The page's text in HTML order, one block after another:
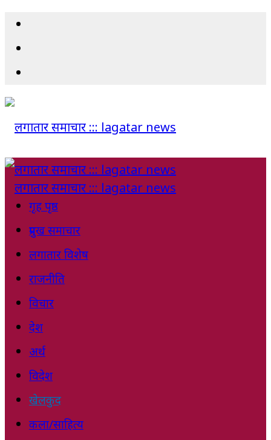
गृह पृष्ठ
प्रमुख समाचार
लगातार विशेष
राजनीति
विचार
देश
अर्थ
विदेश
खेलकुद
कला/साहित्य